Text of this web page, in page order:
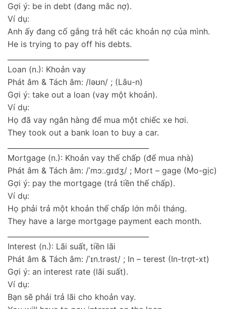
Gợi ý: be in debt (đang mắc nợ).
Ví dụ:
Anh ấy đang cố gắng trả hết các khoản nợ của mình.
He is trying to pay off his debts.
Loan (n.): Khoản vay
Phát âm & Tách âm: /ləʊn/ ; (Lâu-n)
Gợi ý: take out a loan (vay một khoản).
Ví dụ:
Họ đã vay ngân hàng để mua một chiếc xe hơi.
They took out a bank loan to buy a car.
Mortgage (n.): Khoản vay thế chấp (để mua nhà)
Phát âm & Tách âm: /ˈmɔː.ɡɪdʒ/ ; Mort – gage (Mo-gịc)
Gợi ý: pay the mortgage (trả tiền thế chấp).
Ví dụ:
Họ phải trả một khoản thế chấp lớn mỗi tháng.
They have a large mortgage payment each month.
Interest (n.): Lãi suất, tiền lãi
Phát âm & Tách âm: /ˈɪn.trəst/ ; In – terest (In-trợt-xt)
Gợi ý: an interest rate (lãi suất).
Ví dụ:
Bạn sẽ phải trả lãi cho khoản vay.